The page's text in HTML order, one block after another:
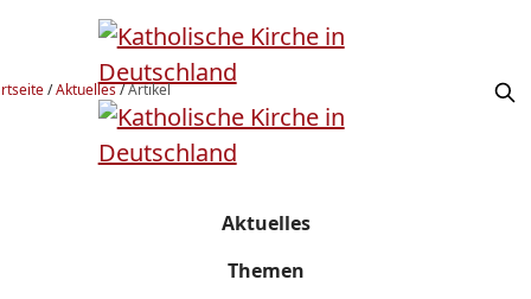
/Aktuelles/Artikel
Aktuelles
Themen